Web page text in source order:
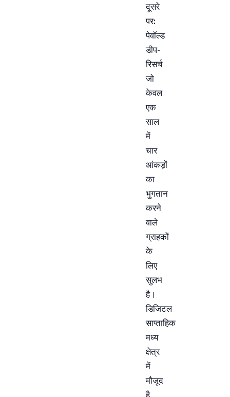
दूसरे
पर:
पेवॉल्ड
डीप-
रिसर्च
जो
केवल
एक
साल
में
चार
आंकड़ों
का
भुगतान
करने
वाले
ग्राहकों
के
लिए
सुलभ
है।
डिजिटल
साप्ताहिक
मध्य
क्षेत्र
में
मौजूद